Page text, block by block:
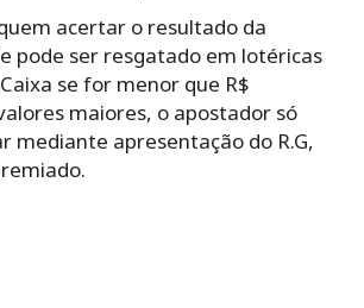
acertar o resultado da
pode ser resgatado em lotéricas
se for menor que R$
maiores, o apostador só
mediante apresentação do R.G,